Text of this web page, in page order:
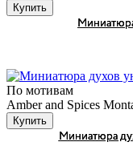
Купить
По мотивам
Amber and Spices
Купить
Миниатюра